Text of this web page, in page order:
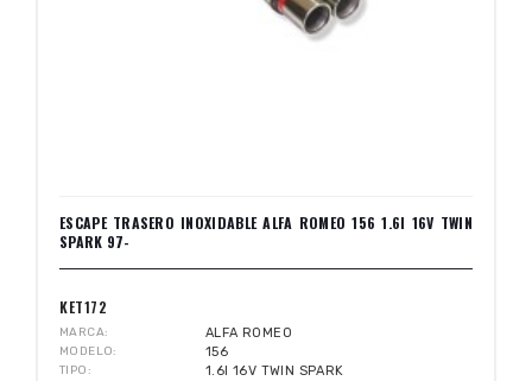
ESCAPE TRASERO INOXIDABLE ALFA ROMEO 156 1.6I 16V TWIN
SPARK 97-
KET172
MARCA ALFA ROMEO
MODELO 156
TIPO 1.6I 16V TWIN SPARK